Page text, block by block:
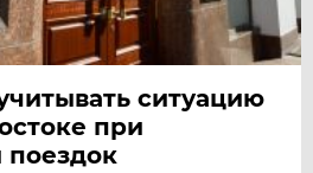
ситуацию
при
поездок